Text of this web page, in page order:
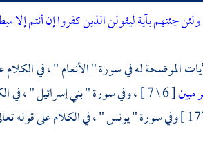
ولئن جئتهم بآية ليقولن الذين كفروا إن أنتم إلا
الموضحة له في سورة " الأنعام " ، في الكلام
مبين[ 6 \ 7 ] ، وفي سورة " بني إسرائيل" ، في
وفي سورة "يونس" ، في الكلام على قوله